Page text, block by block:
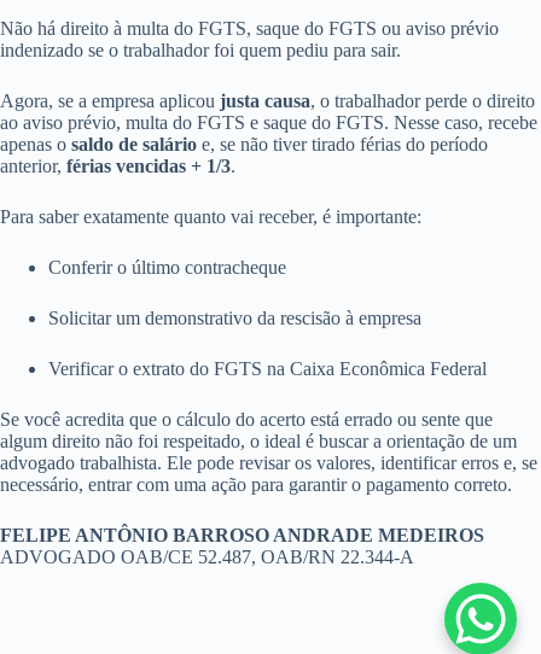
Não há direito à multa do FGTS, saque do FGTS ou aviso prévio
indenizado se o trabalhador foi quem pediu para sair.
Agora, se a empresa aplicou justa causa, o trabalhador perde o direito
ao aviso prévio, multa do FGTS e saque do FGTS. Nesse caso, recebe
apenas o saldo de salário e, se não tiver tirado férias do período
anterior, férias vencidas + 1/3.
Para saber exatamente quanto vai receber, é importante:
Conferir o último contracheque
Solicitar um demonstrativo da rescisão à empresa
Verificar o extrato do FGTS na Caixa Econômica Federal
Se você acredita que o cálculo do acerto está errado ou sente que
algum direito não foi respeitado, o ideal é buscar a orientação de um
advogado trabalhista. Ele pode revisar os valores, identificar erros e, se
necessário, entrar com uma ação para garantir o pagamento correto.
FELIPE ANTÔNIO BARROSO ANDRADE MEDEIROS
ADVOGADO OAB/CE 52.487, OAB/RN 22.344-A